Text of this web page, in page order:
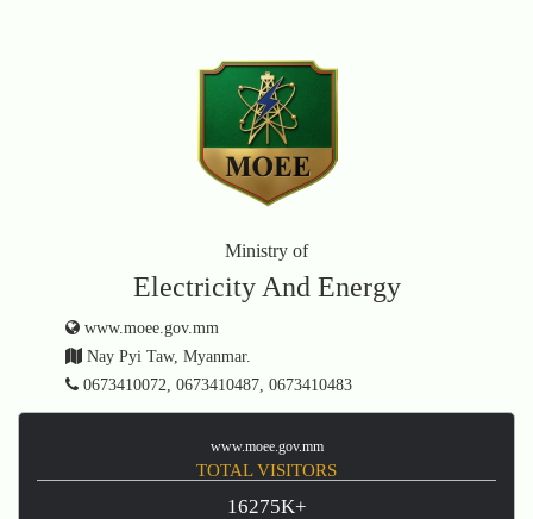
Ministry of
Electricity And Energy
www.moee.gov.mm
Nay Pyi Taw, Myanmar.
0673410072, 0673410487, 0673410483
www.moee.gov.mm
TOTAL VISITORS
16275K+